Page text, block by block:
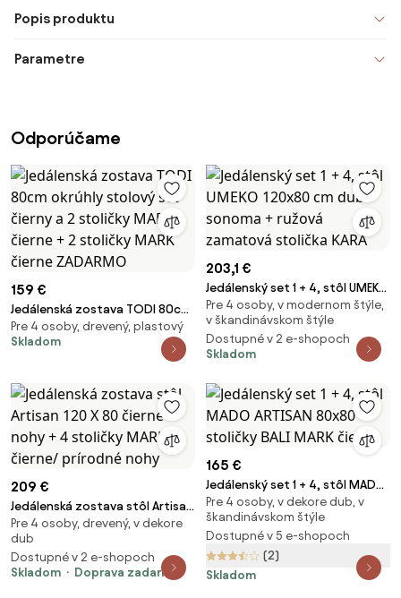
Popis produktu
Parametre
Odporúčame
159 €
Jedálenská zostava TODI 80cm
okrúhly stolový set čierny a 2
stoličky MARK čierne + 2
stoličky MARK čierne ZADARMO
Pre 4 osoby, drevený, plastový
Skladom
203,1 €
Jedálenský set 1 + 4, stôl UMEKO
120x80 cm dub sonoma +
ružová zamatová stolička KARA
Pre 4 osoby, v modernom štýle,
v škandinávskom štýle
Dostupné v 2 e-shopoch
Skladom
209 €
Jedálenská zostava stôl Artisan
120 X 80 čierne nohy + 4
stoličky MARK čierne/ prírodné
nohy
Pre 4 osoby, drevený, v dekore
dub
Dostupné v 2 e-shopoch
Skladom
Doprava zadarmo
165 €
Jedálenský set 1 + 4, stôl MADO
ARTISAN 80x80 + stoličky BALI
MARK čierne
Pre 4 osoby, v dekore dub, v
škandinávskom štýle
Dostupné v 5 e-shopoch
(2)
Skladom